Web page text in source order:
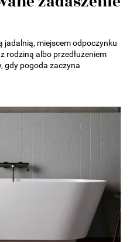
jadalnią, miejscem odpoczynku
rodziną albo przedłużeniem
gdy pogoda zaczyna